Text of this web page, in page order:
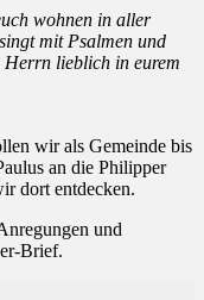
wohnen in aller
mit Psalmen und
Herrn lieblich in eurem
wir als Gemeinde bis
an die Philipper
dort entdecken.
und
Brief.